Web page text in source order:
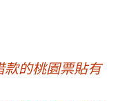
的桃園票貼有